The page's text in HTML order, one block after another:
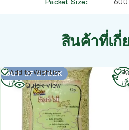
สินค้าที่เกี่
OUT OF STOCK
Add to Wishlist
Quick view
อ่าน
เพิ่ม
อ่
เ